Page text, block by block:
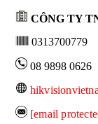
CÔNG TY
0313700779
08 9898 0626
[email